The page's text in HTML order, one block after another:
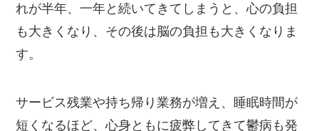
れが半年、一年と続いてきてしまうと、心の負担
も大きくなり、その後は脳の負担も大きくなりま
す。
サービス残業や持ち帰り業務が増え、睡眠時間が
短くなるほど、心身ともに疲弊してきて鬱病も発